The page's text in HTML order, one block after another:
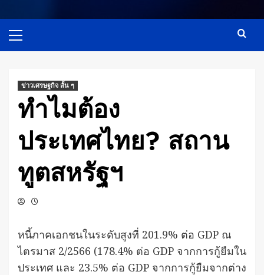
Menu
ข่าวเศรษฐกิจ สั้น ๆ
ทำไมต้อง
ประเทศไทย? สถาน
ทูตสหรัฐฯ
หนี้ภาคเอกชนในระดับสูงที่ 201.9% ต่อ GDP ณ
ไตรมาส 2/2566 (178.4% ต่อ GDP จากการกู้ยืมใน
ประเทศ และ 23.5% ต่อ GDP จากการกู้ยืมจากต่าง